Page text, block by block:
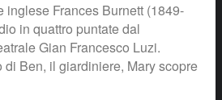
inglese Frances Burnett (1849-
in quattro puntate dal
Gian Francesco Luzi.
Ben, il giardiniere, Mary scopre